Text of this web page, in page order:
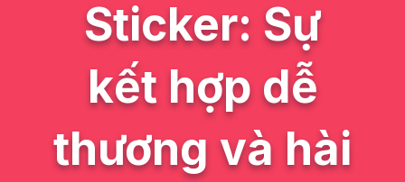
Sticker: Sự
kết hợp dễ
thương và hài